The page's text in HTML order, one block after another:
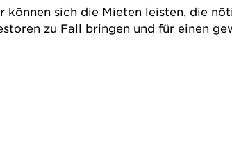
sich die Mieten leisten, die
zu Fall bringen und für einen